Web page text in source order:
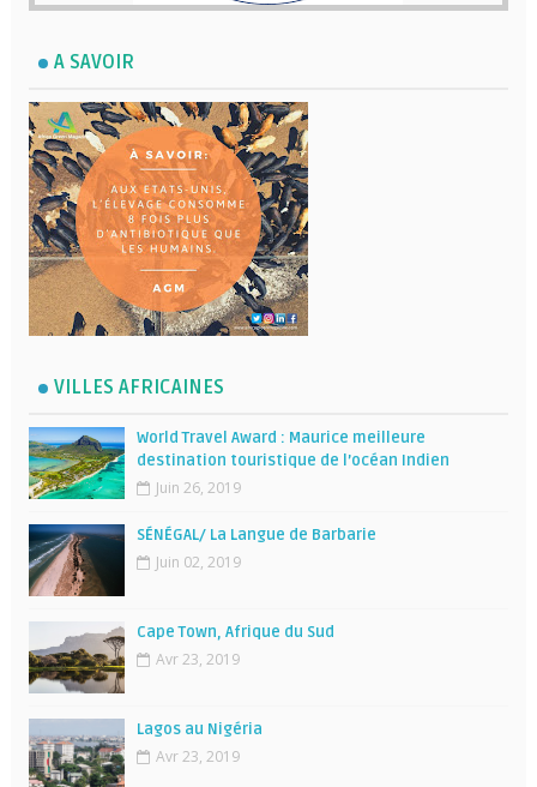
A SAVOIR
VILLES AFRICAINES
World Travel Award : Maurice meilleure
destination touristique de l’océan Indien
Juin 26, 2019
SÉNÉGAL/ La Langue de Barbarie
Juin 02, 2019
Cape Town, Afrique du Sud
Avr 23, 2019
Lagos au Nigéria
Avr 23, 2019